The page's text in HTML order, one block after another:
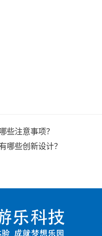
些注意事项？
哪些创新设计？